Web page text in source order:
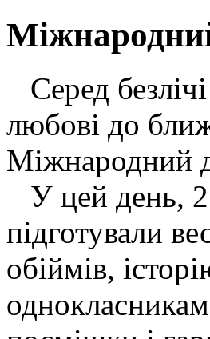
Серед
любові до
Міжнародний
У цей день,
підготували
обіймів,